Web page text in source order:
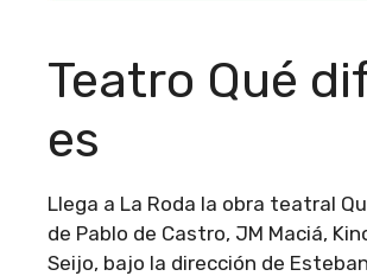
Teatro Qué
es
Llega a La Roda la obra teatral
de Pablo de Castro, JM Maciá,
Seijo, bajo la dirección de